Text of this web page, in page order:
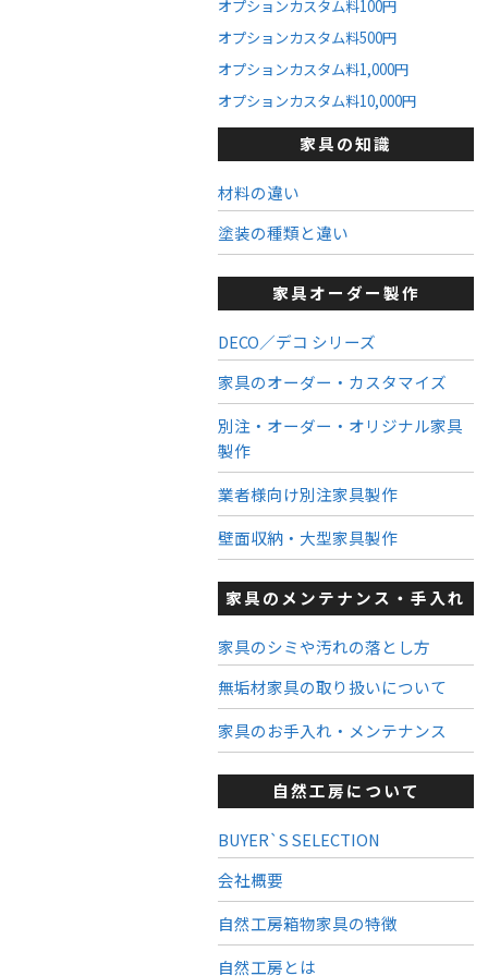
オプションカスタム料100円
オプションカスタム料500円
オプションカスタム料1,000円
オプションカスタム料10,000円
家具の知識
材料の違い
塗装の種類と違い
家具オーダー製作
DECO／デコ シリーズ
家具のオーダー・カスタマイズ
別注・オーダー・オリジナル家具
製作
業者様向け別注家具製作
壁面収納・大型家具製作
家具のメンテナンス・手入れ
家具のシミや汚れの落とし方
無垢材家具の取り扱いについて
家具のお手入れ・メンテナンス
自然工房について
BUYER`S SELECTION
会社概要
自然工房箱物家具の特徴
自然工房とは